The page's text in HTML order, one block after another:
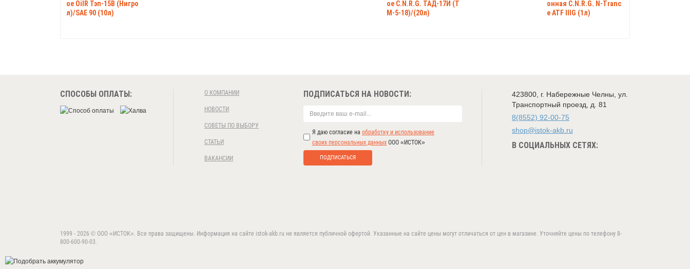
ое OilR Тэп-15В (Нигро
л)/SAE 90 (10л)
ое C.N.R.G. ТАД-17И (Т
М-5-18)/(20л)
онная C.N.R.G. N-Tranc
e ATF IIIG (1л)
СПОСОБЫ ОПЛАТЫ: О КОМПАНИИ
НОВОСТИ
СОВЕТЫ ПО ВЫБОРУ
СТАТЬИ
ВАКАНСИИ
ПОДПИСАТЬСЯ НА НОВОСТИ:
Я даю согласие на обработку и использование
своих персональных данных ООО «ИСТОК»
ПОДПИСАТЬСЯ
423800 г. Набережные Челны ул.
Транспортный проезд, д. 81
8(8552) 92-00-75
shop@istok-akb.ru
В СОЦИАЛЬНЫХ СЕТЯХ:
1999 - 2026 © ООО «ИСТОК». Все права защищены. Информация на сайте istok-akb.ru не является публичной офертой. Указанные на сайте цены могут отличаться от цен в магазине. Уточняйте цены по телефону 8-
800-600-90-03.
Продолжая использовать данный сайт, вы соглашаетесь с использованием нами